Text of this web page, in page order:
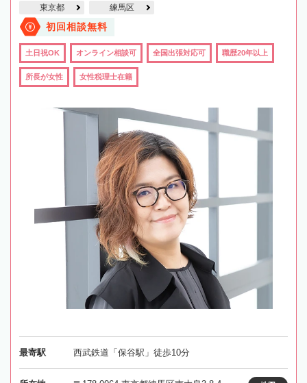
東京都 練馬区
初回相談無料
土日祝OK オンライン相談可 全国出張対応可 職歴20年以上
所長が女性 女性税理士在籍
最寄駅 西武鉄道「保谷駅」徒歩10分